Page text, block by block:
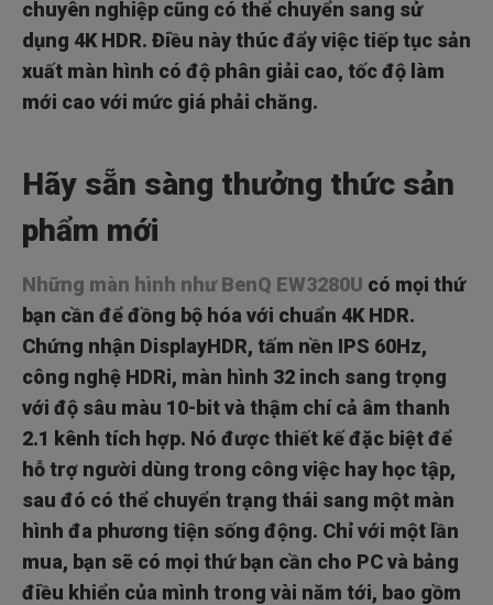
chuyên nghiệp cũng có thể chuyển sang sử
dụng 4K HDR. Điều này thúc đẩy việc tiếp tục sản
xuất màn hình có độ phân giải cao, tốc độ làm
mới cao với mức giá phải chăng.
Hãy sẵn sàng thưởng thức sản
phẩm mới
Những màn hình như BenQ EW3280U có mọi thứ
bạn cần để đồng bộ hóa với chuẩn 4K HDR.
Chứng nhận DisplayHDR, tấm nền IPS 60Hz,
công nghệ HDRi, màn hình 32 inch sang trọng
với độ sâu màu 10-bit và thậm chí cả âm thanh
2.1 kênh tích hợp. Nó được thiết kế đặc biệt để
hỗ trợ người dùng trong công việc hay học tập,
sau đó có thể chuyển trạng thái sang một màn
hình đa phương tiện sống động. Chỉ với một lần
mua, bạn sẽ có mọi thứ bạn cần cho PC và bảng
điều khiển của mình trong vài năm tới, bao gồm